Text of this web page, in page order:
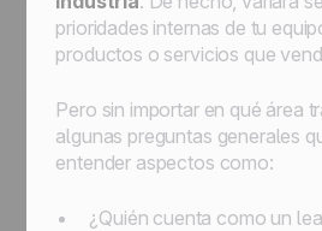
prioridades internas de tu
productos o servicios que
Pero sin importar en qué área
algunas preguntas generales
entender aspectos como:
¿Quién cuenta como un